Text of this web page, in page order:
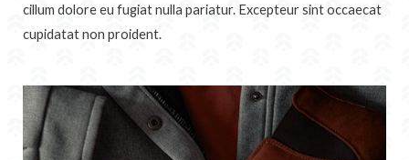
cillum dolore eu fugiat nulla pariatur. Excepteur sint occaecat
cupidatat non proident.